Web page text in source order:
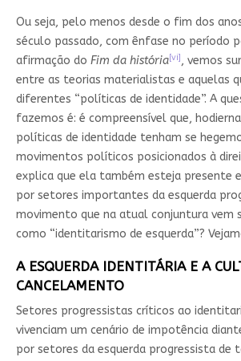
Ou seja, pelo menos desde o fim dos
século passado, com ênfase no período
afirmação do Fim da história[vi], vemos
entre as teorias materialistas e aquelas
diferentes “políticas de identidade”. A
fazemos é: é compreensível que,
políticas de identidade tenham se
movimentos políticos posicionados à
explica que ela também esteja presente
por setores importantes da esquerda
movimento que na atual conjuntura vem
como “identitarismo de esquerda”?
A ESQUERDA IDENTITÁRIA E A
CANCELAMENTO
Setores progressistas críticos ao
vivenciam um cenário de impotência
por setores da esquerda progressista de